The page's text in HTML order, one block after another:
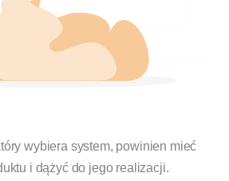
wybiera system, powinien mieć
i dążyć do jego realizacji.